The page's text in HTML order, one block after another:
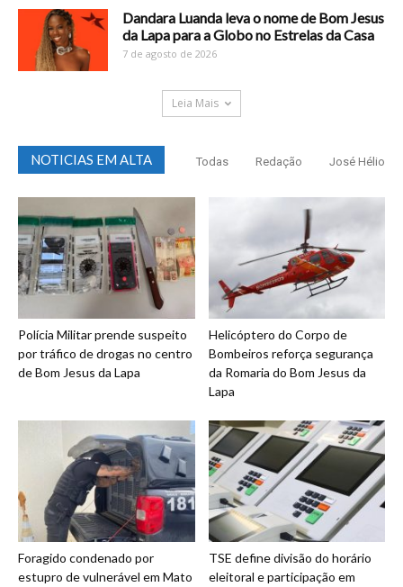
Dandara Luanda leva o nome de Bom Jesus
da Lapa para a Globo no Estrelas da Casa
7 de agosto de 2026
Leia Mais
NOTICIAS EM ALTA Todas Redação José Hélio
Polícia Militar prende suspeito
por tráfico de drogas no centro
de Bom Jesus da Lapa
Helicóptero do Corpo de
Bombeiros reforça segurança
da Romaria do Bom Jesus da
Lapa
Foragido condenado por
estupro de vulnerável em Mato
TSE define divisão do horário
eleitoral e participação em